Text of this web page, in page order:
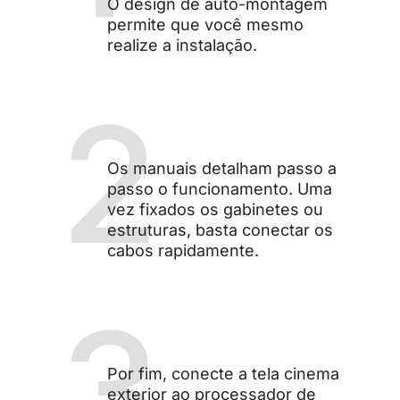
O design de auto-montagem
permite que você mesmo
realize a instalação.
2
Os manuais detalham passo a
passo o funcionamento. Uma
vez fixados os gabinetes ou
estruturas, basta conectar os
cabos rapidamente.
Por fim, conecte a tela cinema
exterior ao processador de